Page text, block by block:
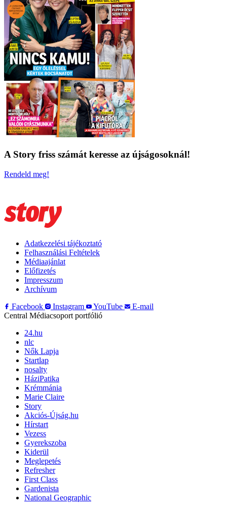
A Story friss számát keresse az újságosoknál!
Rendeld meg!
Adatkezelési tájékoztató
Felhasználási Feltételek
Médiaajánlat
Előfizetés
Impresszum
Archívum
Facebook
Instagram YouTube
E-mail
Central Médiacsoport portfólió
24.hu
nlc
Nők Lapja
Startlap
nosalty
HáziPatika
Krémmánia
Marie Claire
Story
Akciós-Újság.hu
Hírstart
Vezess
Gyerekszoba
Kiderül
Meglepetés
Refresher
First Class
Gardenista
National Geographic